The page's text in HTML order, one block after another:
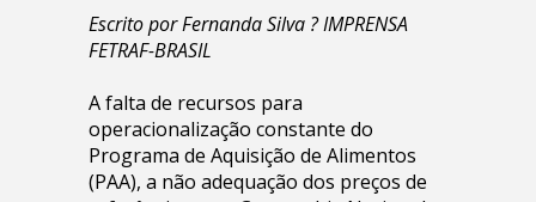
Escrito por Fernanda Silva ? IMPRENSA
FETRAF-BRASIL
A falta de recursos para
operacionalização constante do
Programa de Aquisição de Alimentos
(PAA), a não adequação dos preços de